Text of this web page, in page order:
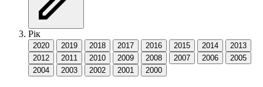
Рік
2020 2019 2018 2017 2016 2015 2014
2013
2012
2011 2010 2009 2008 2007 2006
2005
2004
2003 2002 2001 2000